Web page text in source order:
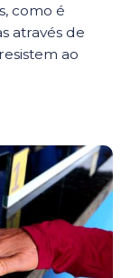
como é
através de
ao